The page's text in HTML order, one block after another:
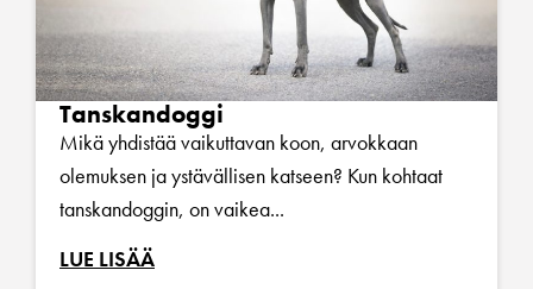
Tanskandoggi
Mikä yhdistää vaikuttavan koon, arvokkaan
olemuksen ja ystävällisen katseen? Kun kohtaat
tanskandoggin, on vaikea...
LUE LISÄÄ